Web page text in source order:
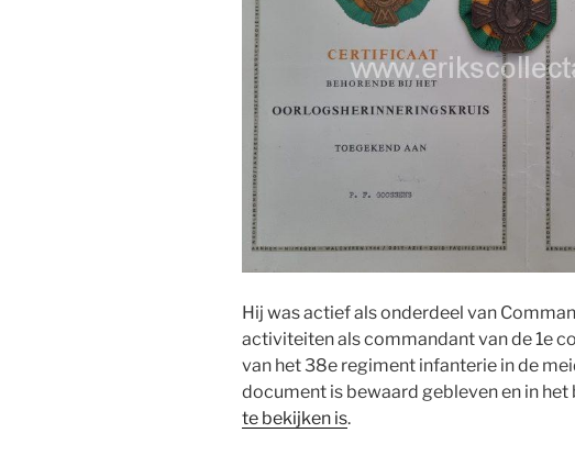
Hij was actief als onderdeel van
activiteiten als commandant van de 1e
van het 38e regiment infanterie in de
document is bewaard gebleven en in het
te bekijken is.